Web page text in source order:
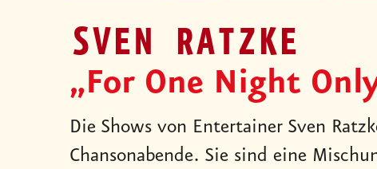
SVEN RATZKE
„For One Night
Die Shows von Entertainer Sven
Chansonabende. Sie sind eine